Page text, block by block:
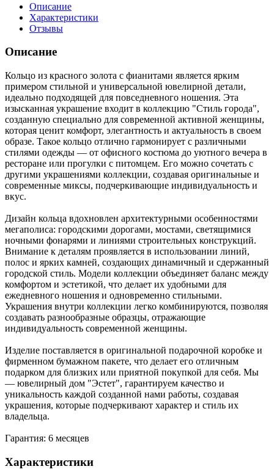
Описание
Характеристики
Отзывы
Описание
Кольцо из красного золота с фианитами является ярким
примером стильной и универсальной ювелирной детали,
идеально подходящей для повседневного ношения. Эта
изысканная украшение входит в коллекцию "Стиль города",
созданную специально для современной активной женщины,
которая ценит комфорт, элегантность и актуальность в своем
образе. Такое кольцо отлично гармонирует с различными
стилями одежды — от офисного костюма до уютного вечера в
ресторане или прогулки с питомцем. Его можно сочетать с
другими украшениями коллекции, создавая оригинальные и
современные миксы, подчеркивающие индивидуальность и
вкус.
Дизайн кольца вдохновлен архитектурными особенностями
мегаполиса: городскими дорогами, мостами, светящимися
ночными фонарями и линиями строительных конструкций.
Внимание к деталям проявляется в использовании линий,
полос и ярких камней, создающих динамичный и сдержанный
городской стиль. Модели коллекции объединяет баланс между
комфортом и эстетикой, что делает их удобными для
ежедневного ношения и одновременно стильными.
Украшения внутри коллекции легко комбинируются, позволяя
создавать разнообразные образцы, отражающие
индивидуальность современной женщины.
Изделие поставляется в оригинальной подарочной коробке и
фирменном бумажном пакете, что делает его отличным
подарком для близких или приятной покупкой для себя. Мы
— ювелирный дом "Эстет", гарантируем качество и
уникальность каждой созданной нами работы, создавая
украшения, которые подчеркивают характер и стиль их
владельца.
Гарантия: 6 месяцев
Характеристики